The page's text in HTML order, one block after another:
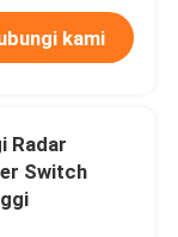
kami
Radar
Switch